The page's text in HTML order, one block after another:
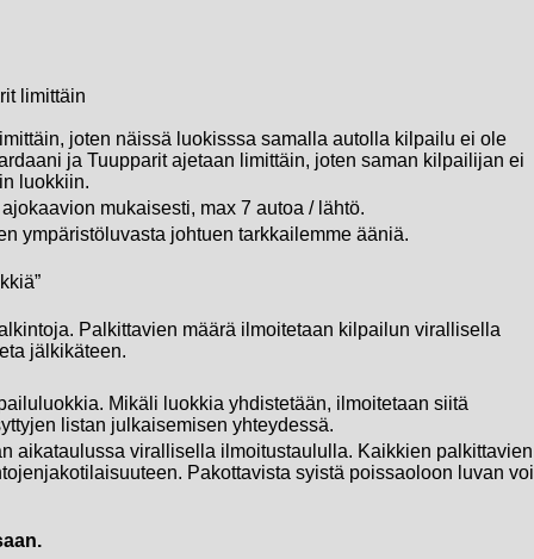
limittäin
joten näissä luokisssa samalla autolla kilpailu ei ole
ja Tuupparit ajetaan limittäin, joten saman kilpailijan ei
luokkiin.
mukaisesti, max 7 autoa / lähtö.
ympäristöluvasta johtuen tarkkailemme ääniä.
Palkittavien määrä ilmoitetaan kilpailun virallisella
jälkikäteen.
Mikäli luokkia yhdistetään, ilmoitetaan siitä
listan julkaisemisen yhteydessä.
aikataulussa virallisella ilmoitustaululla. Kaikkien palkittavien
Pakottavista syistä poissaoloon luvan voi